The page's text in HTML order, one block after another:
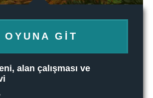
OYUNA GIT
alan çalışması ve